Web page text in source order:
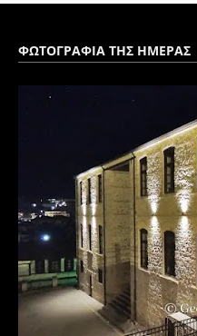
ΦΩΤΟΓΡΑΦΙΑ ΤΗΣ ΗΜΕΡΑΣ